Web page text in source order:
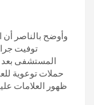
وأوضح بالناصر أن
توفيت
المستشفى بعد
حملات توعوية
ظهور العلامات